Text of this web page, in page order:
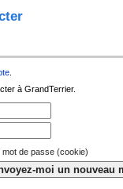
à GrandTerrier.
de passe (cookie)